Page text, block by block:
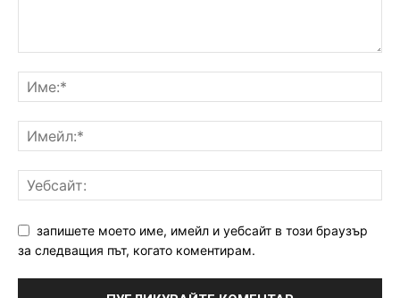
запишете моето име, имейл и уебсайт в този браузър
за следващия път, когато коментирам.